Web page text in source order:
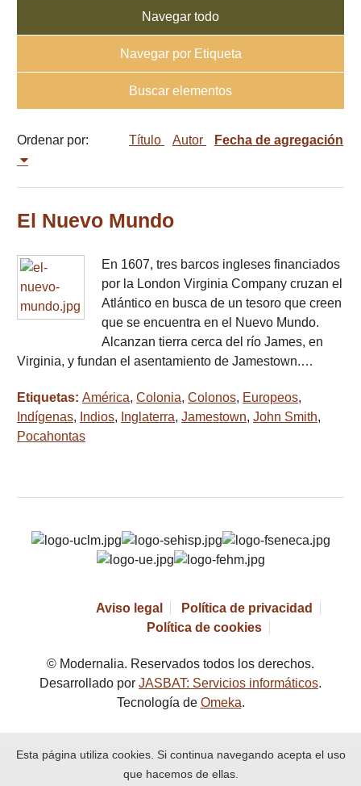
Navegar todo
Navegar por Etiqueta
Buscar elementos
Ordenar por: Título Autor Fecha de agregación
El Nuevo Mundo
En 1607, tres barcos ingleses financiados
por la London Virginia Company cruzan el
Atlántico en busca de un tesoro que creen
que se encuentra en el Nuevo Mundo.
Alcanzan tierra cerca del río James, en
Virginia, y fundan el asentamiento de Jamestown.…
Etiquetas: América, Colonia, Colonos, Europeos,
Indígenas, Indios, Inglaterra, Jamestown, John Smith,
Pocahontas
Aviso legal
Política de privacidad
Política de cookies
© Modernalia. Reservados todos los derechos.
Desarrollado por JASBAT: Servicios informáticos.
Tecnología de Omeka.
Esta página utiliza cookies. Si continua navegando acepta el uso
que hacemos de ellas.